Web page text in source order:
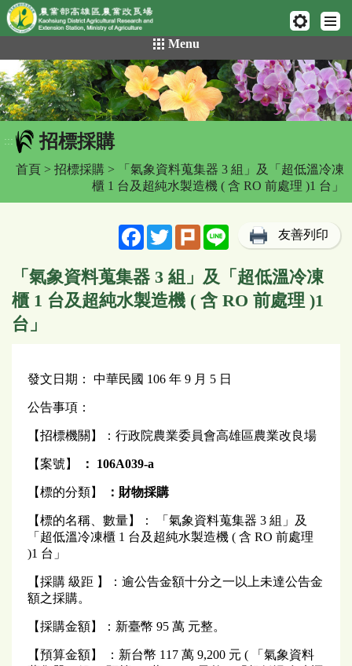
網頁置頂
到
主
要
內
容
區
Menu
::: 招標採購
首頁 > 招標採購 > 「氣象資料蒐集器 3 組」及「超低溫冷凍
櫃 1 台及超純水製造機 ( 含 RO 前處理 )1 台」
FacebookTwitterPlurk Line 友善列印
「氣象資料蒐集器 3 組」及「超低溫冷凍
櫃 1 台及超純水製造機 ( 含 RO 前處理 )1
台」
發文日期： 中華民國 106 年 9 月 5 日
公告事項：
【招標機關】：行政院農業委員會高雄區農業改良場
【案號】 ： 106A039-a
【標的分類】 ：財物採購
【標的名稱、數量】： 「氣象資料蒐集器 3 組」及
「超低溫冷凍櫃 1 台及超純水製造機 ( 含 RO 前處理
)1 台」
【採購 級距 】：逾公告金額十分之一以上未達公告金
額之採購。
【採購金額】：新臺幣 95 萬 元整。
【預算金額】 ：新台幣 117 萬 9,200 元 ( 「氣象資料